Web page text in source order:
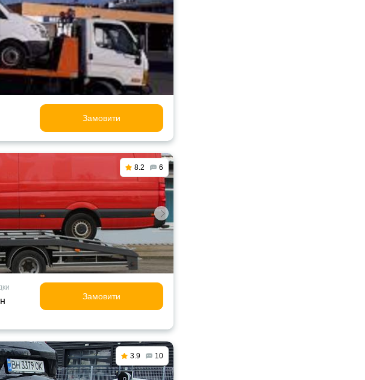
Замовити
8.2 6
Замовити
3.9 10